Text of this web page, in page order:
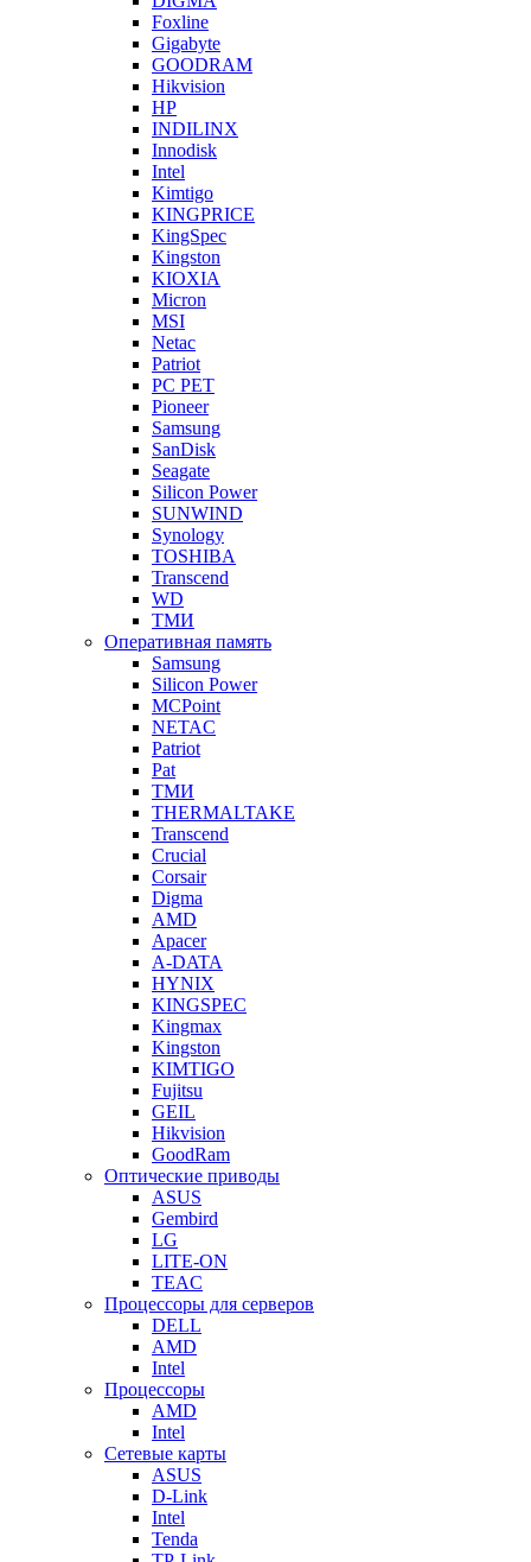
Foxline
Gigabyte
GOODRAM
Hikvision
HP
INDILINX
Innodisk
Intel
Kimtigo
KINGPRICE
KingSpec
Kingston
KIOXIA
Micron
MSI
Netac
Patriot
PC PET
Pioneer
Samsung
SanDisk
Seagate
Silicon Power
SUNWIND
Synology
TOSHIBA
Transcend
WD
ТМИ
Оперативная память
Samsung
Silicon Power
MCPoint
NETAC
Patriot
Pat
ТМИ
THERMALTAKE
Transcend
Crucial
Corsair
Digma
AMD
Apacer
A-DATA
HYNIX
KINGSPEC
Kingmax
Kingston
KIMTIGO
Fujitsu
GEIL
Hikvision
GoodRam
Оптические приводы
ASUS
Gembird
LG
LITE-ON
TEAC
Процессоры для серверов
DELL
AMD
Intel
Процессоры
AMD
Intel
Сетевые карты
ASUS
D-Link
Intel
Tenda